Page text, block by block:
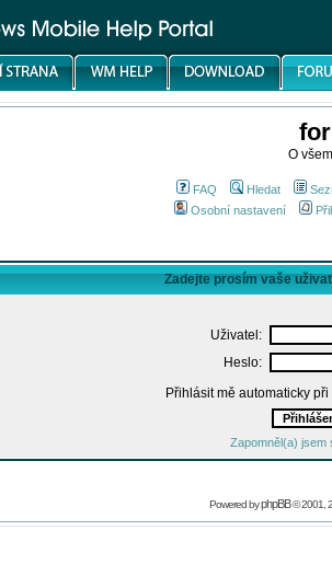
O
FAQ Hledat
Osobní nastavení
Zadejte prosím vaše
Uživatel:
Heslo:
Přihlásit mě automaticky
Zapomněl(a) jsem
Powered byphpBB© 2001,